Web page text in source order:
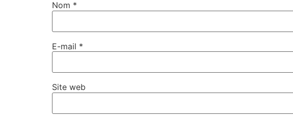
Nom *
E-mail *
Site web